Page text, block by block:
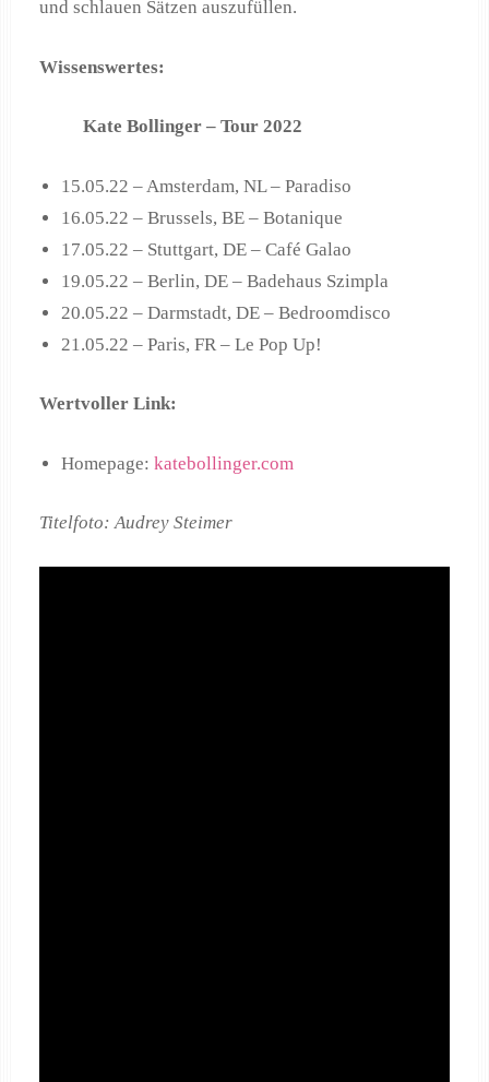
und schlauen Sätzen auszufüllen.
Wissenswertes:
Kate Bollinger – Tour 2022
15.05.22 – Amsterdam, NL – Paradiso
16.05.22 – Brussels, BE – Botanique
17.05.22 – Stuttgart, DE – Café Galao
19.05.22 – Berlin, DE – Badehaus Szimpla
20.05.22 – Darmstadt, DE – Bedroomdisco
21.05.22 – Paris, FR – Le Pop Up!
Wertvoller Link:
Homepage:katebollinger.com
Titelfoto: Audrey Steimer